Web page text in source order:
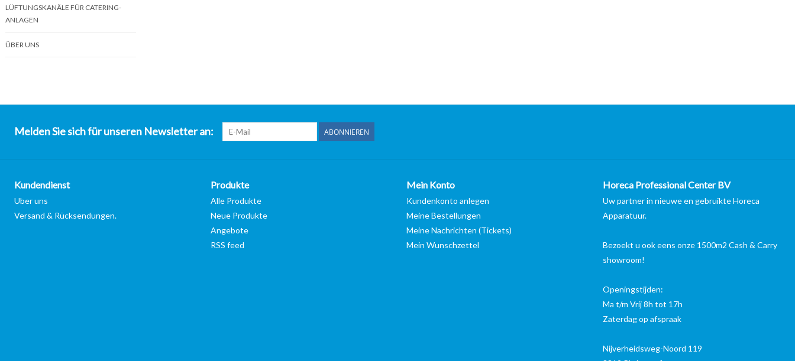
LÜFTUNGSKANÄLE FÜR CATERING-
ANLAGEN
ÜBER UNS
Melden Sie sich für unseren Newsletter an: ABONNIEREN
Kundendienst
Uber uns
Versand & Rücksendungen.
Produkte
Alle Produkte
Neue Produkte
Angebote
RSS feed
Mein Konto
Kundenkonto anlegen
Meine Bestellungen
Meine Nachrichten (Tickets)
Mein Wunschzettel
Horeca Professional Center BV
Uw partner in nieuwe en gebruikte Horeca
Apparatuur.
Bezoekt u ook eens onze 1500m2 Cash & Carry
showroom!
Openingstijden:
Ma t/m Vrij 8h tot 17h
Zaterdag op afspraak
Nijverheidsweg-Noord 119